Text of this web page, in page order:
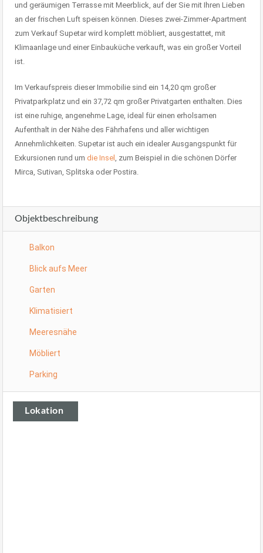
und geräumigen Terrasse mit Meerblick, auf der Sie mit Ihren Lieben
an der frischen Luft speisen können. Dieses zwei-Zimmer-Apartment
zum Verkauf Supetar wird komplett möbliert, ausgestattet, mit
Klimaanlage und einer Einbauküche verkauft, was ein großer Vorteil
ist.
Im Verkaufspreis dieser Immobilie sind ein 14,20 qm großer
Privatparkplatz und ein 37,72 qm großer Privatgarten enthalten. Dies
ist eine ruhige, angenehme Lage, ideal für einen erholsamen
Aufenthalt in der Nähe des Fährhafens und aller wichtigen
Annehmlichkeiten. Supetar ist auch ein idealer Ausgangspunkt für
Exkursionen rund um die Insel , zum Beispiel in die schönen Dörfer
Mirca, Sutivan, Splitska oder Postira.
Objektbeschreibung
Balkon
Blick aufs Meer
Garten
Klimatisiert
Meeresnähe
Möbliert
Parking
Lokation